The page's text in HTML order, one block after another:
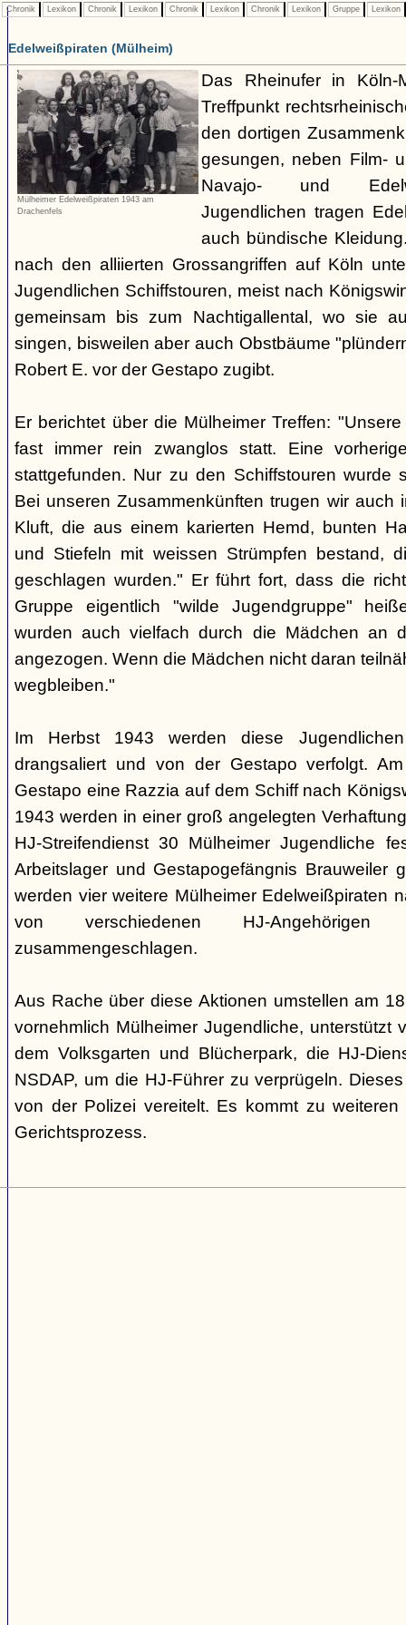
Chronik Lexikon Chronik Lexikon Chronik Lexikon Chronik Lexikon Gruppe Lexikon
Edelweißpiraten (Mülheim)
Mülheimer Edelweißpiraten 1943 am
Drachenfels
Das Rheinufer in Köln-
Treffpunkt
den dortigen
gesungen, neben Film-
Navajo- und
Jugendlichen tragen
auch bündische
nach den alliierten Grossangriffen auf Köln
Jugendlichen Schiffstouren, meist nach
gemeinsam bis zum Nachtigallental, wo sie
singen, bisweilen aber auch Obstbäume
Robert E. vor der Gestapo zugibt.
Er berichtet über die Mülheimer Treffen:
fast immer rein zwanglos statt. Eine
stattgefunden. Nur zu den Schiffstouren wurde
Bei unseren Zusammenkünften trugen wir auch
Kluft, die aus einem karierten Hemd, bunten
und Stiefeln mit weissen Strümpfen bestand,
geschlagen wurden." Er führt fort, dass die
Gruppe eigentlich "wilde Jugendgruppe"
wurden auch vielfach durch die Mädchen an
angezogen. Wenn die Mädchen nicht daran
wegbleiben."
Im Herbst 1943 werden diese
drangsaliert und von der Gestapo verfolgt.
Gestapo eine Razzia auf dem Schiff nach
1943 werden in einer groß angelegten
HJ-Streifendienst 30 Mülheimer Jugendliche
Arbeitslager und Gestapogefängnis Brauweiler
werden vier weitere Mülheimer Edelweißpiraten
von verschiedenen HJ-Angehörigen
zusammengeschlagen.
Aus Rache über diese Aktionen umstellen am
vornehmlich Mülheimer Jugendliche, unterstützt
dem Volksgarten und Blücherpark, die HJ-
NSDAP, um die HJ-Führer zu verprügeln.
von der Polizei vereitelt. Es kommt zu weiteren
Gerichtsprozess.